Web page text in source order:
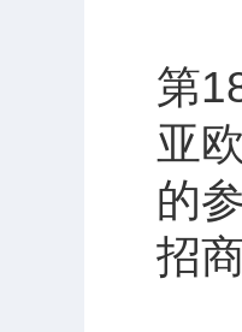
3
第
亚
的
招
加